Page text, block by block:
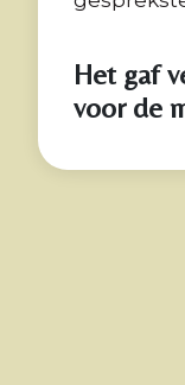
Het gaf
voor de